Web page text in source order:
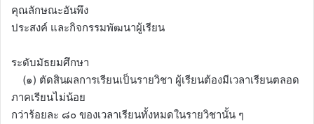
คุณลักษณะอันพึง
ประสงค์ และกิจกรรมพัฒนาผู้เรียน
ระดับมัธยมศึกษา
(๑) ตัดสินผลการเรียนเป็นรายวิชา ผู้เรียนต้องมีเวลาเรียนตลอด
ภาคเรียนไม่น้อย
กว่าร้อยละ ๘๐ ของเวลาเรียนทั้งหมดในรายวิชานั้น ๆ